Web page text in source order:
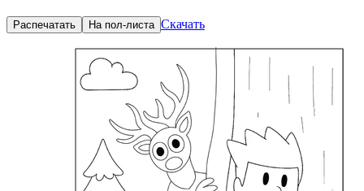
Распечатать На пол-листа Скачать